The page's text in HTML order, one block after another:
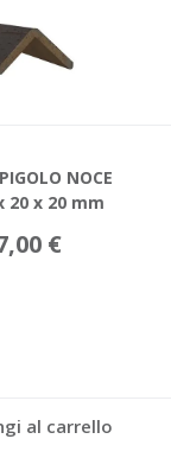
NOCE
20 x 20 mm
€
al carrello